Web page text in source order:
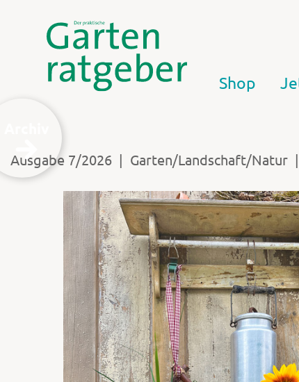
Shop
Ausgabe 7/2026 | Garten/Landschaft/Natur |